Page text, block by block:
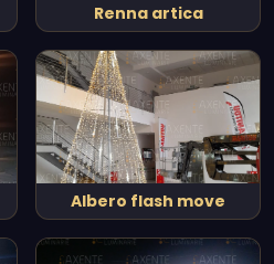
Renna artica
Albero flash move